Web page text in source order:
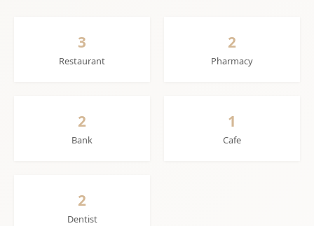
3
Restaurant
2
Pharmacy
2
Bank
1
Cafe
2
Dentist